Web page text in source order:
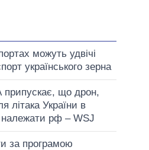
можуть удвічі
українського зерна
припускає, що дрон,
літака України в
належати рф – WSJ
за програмою